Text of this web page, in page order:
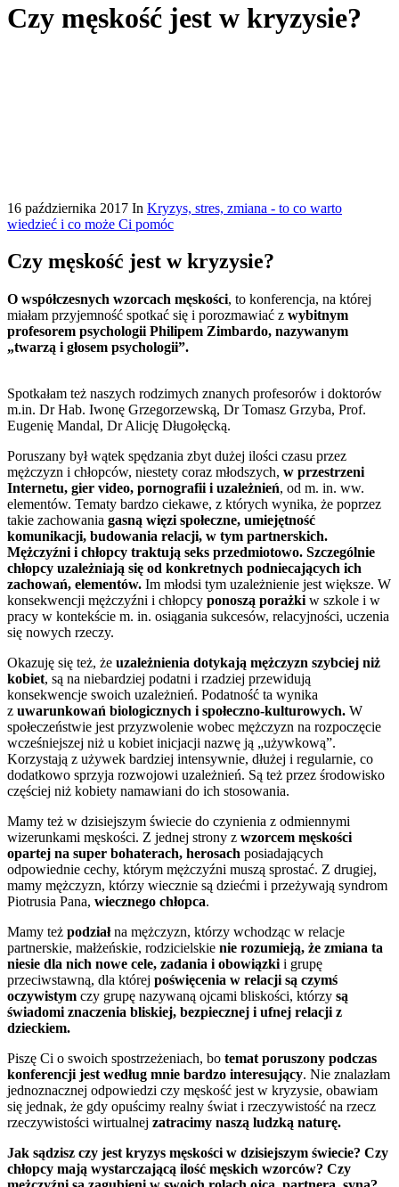
Czy męskość jest w kryzysie?
16 października 2017 In Kryzys, stres, zmiana - to co warto
wiedzieć i co może Ci pomóc
Czy męskość jest w kryzysie?
O współczesnych wzorcach męskości, to konferencja, na której
miałam przyjemność spotkać się i porozmawiać z wybitnym
profesorem psychologii Philipem Zimbardo, nazywanym
„twarzą i głosem psychologii”.
Spotkałam też naszych rodzimych znanych profesorów i doktorów
m.in. Dr Hab. Iwonę Grzegorzewską, Dr Tomasz Grzyba, Prof.
Eugenię Mandal, Dr Alicję Długołęcką.
Poruszany był wątek spędzania zbyt dużej ilości czasu przez
mężczyzn i chłopców, niestety coraz młodszych, w przestrzeni
Internetu, gier video, pornografii i uzależnień, od m. in. ww.
elementów. Tematy bardzo ciekawe, z których wynika, że poprzez
takie zachowania gasną więzi społeczne, umiejętność
komunikacji, budowania relacji, w tym partnerskich.
Mężczyźni i chłopcy traktują seks przedmiotowo. Szczególnie
chłopcy uzależniają się od konkretnych podniecających ich
zachowań, elementów. Im młodsi tym uzależnienie jest większe. W
konsekwencji mężczyźni i chłopcy ponoszą porażki w szkole i w
pracy w kontekście m. in. osiągania sukcesów, relacyjności, uczenia
się nowych rzeczy.
Okazuję się też, że uzależnienia dotykają mężczyzn szybciej niż
kobiet, są na niebardziej podatni i rzadziej przewidują
konsekwencje swoich uzależnień. Podatność ta wynika
z uwarunkowań biologicznych i społeczno-kulturowych. W
społeczeństwie jest przyzwolenie wobec mężczyzn na rozpoczęcie
wcześniejszej niż u kobiet inicjacji nazwę ją „używkową”.
Korzystają z używek bardziej intensywnie, dłużej i regularnie, co
dodatkowo sprzyja rozwojowi uzależnień. Są też przez środowisko
częściej niż kobiety namawiani do ich stosowania.
Mamy też w dzisiejszym świecie do czynienia z odmiennymi
wizerunkami męskości. Z jednej strony z wzorcem męskości
opartej na super bohaterach, herosach posiadających
odpowiednie cechy, którym mężczyźni muszą sprostać. Z drugiej,
mamy mężczyzn, którzy wiecznie są dziećmi i przeżywają syndrom
Piotrusia Pana, wiecznego chłopca.
Mamy też podziałna mężczyzn, którzy wchodząc w relacje
partnerskie, małżeńskie, rodzicielskie nie rozumieją, że zmiana ta
niesie dla nich nowe cele, zadania i obowiązki i grupę
przeciwstawną, dla której poświęcenia w relacji są czymś
oczywistym czy grupę nazywaną ojcami bliskości, którzy są
świadomi znaczenia bliskiej, bezpiecznej i ufnej relacji z
dzieckiem.
Piszę Ci o swoich spostrzeżeniach, bo temat poruszony podczas
konferencji jest według mnie bardzo interesujący. Nie znalazłam
jednoznacznej odpowiedzi czy męskość jest w kryzysie, obawiam
się jednak, że gdy opuścimy realny świat i rzeczywistość na rzecz
rzeczywistości wirtualnej zatracimy naszą ludzką naturę.
Jak sądzisz czy jest kryzys męskości w dzisiejszym świecie? Czy
chłopcy mają wystarczającą ilość męskich wzorców? Czy